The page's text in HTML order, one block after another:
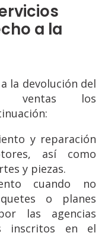
a la
la devolución del
ventas los
y reparación
así como
y piezas.
cuando no
o planes
las agencias
inscritos en el